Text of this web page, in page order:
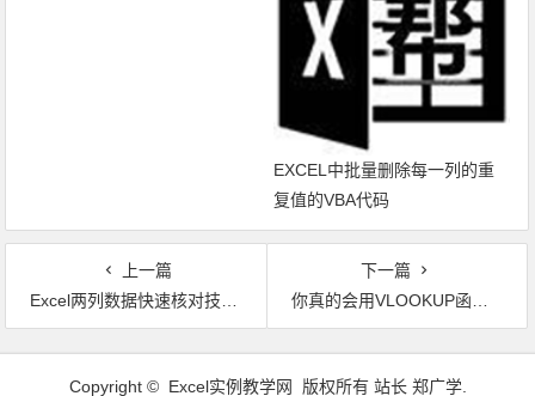
EXCEL中批量删除每一列的重
复值的VBA代码
上一篇
Excel两列数据快速核对技巧！图文
下一篇
你真的会用VLOOKUP函数吗？试试这道真题吧！
文章导航
Copyright © Excel实例教学网 版权所有 站长 郑广学.